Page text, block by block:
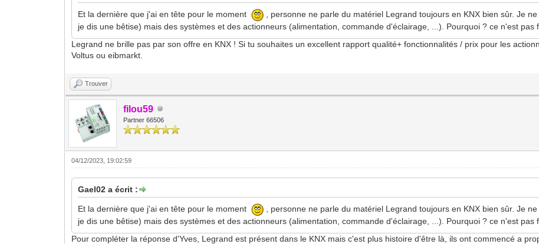
Et la dernière que j'ai en tête pour le moment
, personne ne parle du matériel Legrand toujours en KNX bien sûr. Je
je dis une bêtise) mais des systèmes et des actionneurs (alimentation, commande d'éclairage, ...). Pourquoi ? ce n'est pas
Legrand ne brille pas par son offre en KNX ! Si tu souhaites un excellent rapport qualité+ fonctionnalités / prix pour les
Voltus ou eibmarkt.
Trouver
filou59
Partner 66506
04/12/2023, 19:02:59
Gael02 a écrit :
Et la dernière que j'ai en tête pour le moment
, personne ne parle du matériel Legrand toujours en KNX bien sûr. Je
je dis une bêtise) mais des systèmes et des actionneurs (alimentation, commande d'éclairage, ...). Pourquoi ? ce n'est pas
Pour compléter la réponse d'Yves, Legrand est présent dans le KNX mais c'est plus histoire d'être là, ils ont commencé a